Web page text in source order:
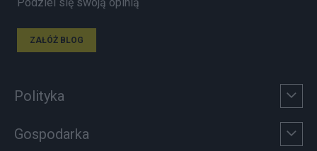
ZAŁÓŻ BLOG
Polityka
Gospodarka